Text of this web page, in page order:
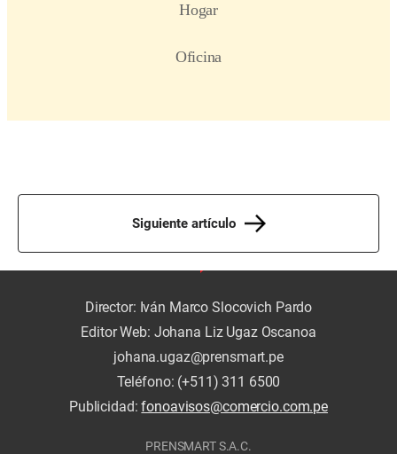
Siguiente artículo
Director: Iván Marco Slocovich Pardo
Editor Web: Johana Liz Ugaz Oscanoa
johana.ugaz@prensmart.pe
Teléfono: (+511) 311 6500
Publicidad:fonoavisos@comercio.com.pe
PRENSMART S.A.C.